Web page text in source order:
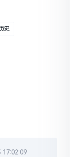
史
17:02:09